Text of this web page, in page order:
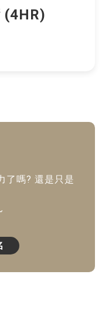
(4HR)
了嗎? 還是只是